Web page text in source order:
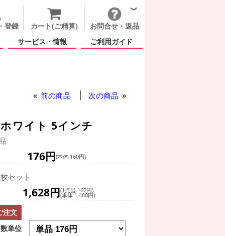
登録 カート(ご精算)
お問合せ・返品
サービス・情報
ご利用ガイド
前の商品 次の商品
ワイト 5インチ
176円(本体 160円)
セット
1,628円(1点当 162円)
(本体 1,480円)
注文
数単位